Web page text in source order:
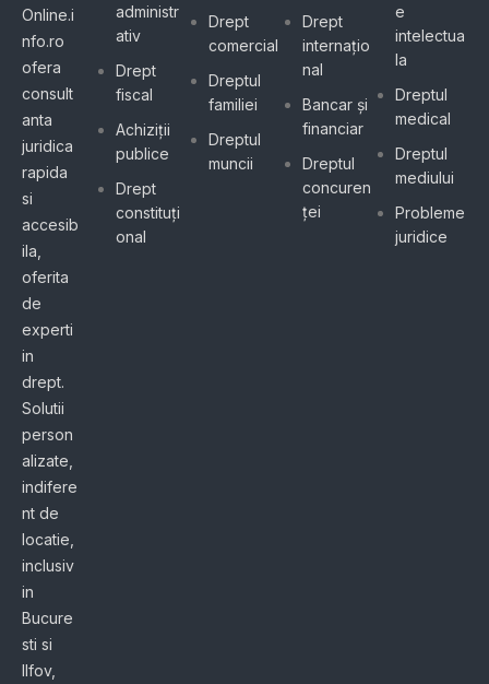
Online.i
nfo.ro
ofera
consult
anta
juridica
rapida
si
accesib
ila,
oferita
de
experti
in
drept.
Solutii
person
alizate,
indifere
nt de
locatie,
inclusiv
in
Bucure
sti si
Ilfov,
administr
ativ
Drept
fiscal
Achiziții
publice
Drept
constituți
onal
Drept
comercial
Dreptul
familiei
Dreptul
muncii
Drept
internațio
nal
Bancar și
financiar
Dreptul
concuren
ței
e
intelectua
la
Dreptul
medical
Dreptul
mediului
Probleme
juridice